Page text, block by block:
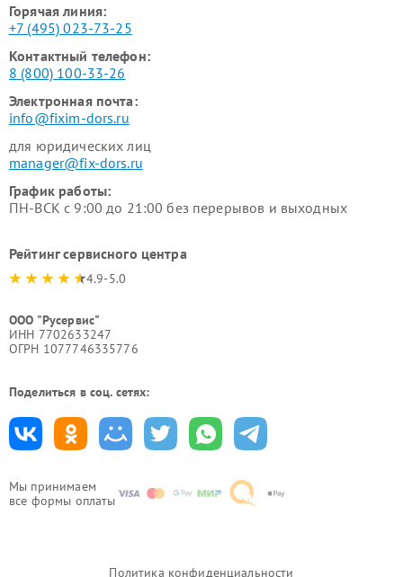
Мы принимаем
все формы оплаты
Горячая линия:
+7 (495) 023-73-25
Контактный телефон:
8 (800) 100-33-26
Электронная почта:
info@fixim-dors.ru
для юридических лиц
manager@fix-dors.ru
График работы:
ПН-ВСК с 9:00 до 21:00 без перерывов и выходных
Рейтинг сервисного центра
4.9-5.0
ООО "Русервис"
ИНН 7702633247
ОГРН 1077746335776
Поделиться в соц. сетях:
Политика конфиденциальности